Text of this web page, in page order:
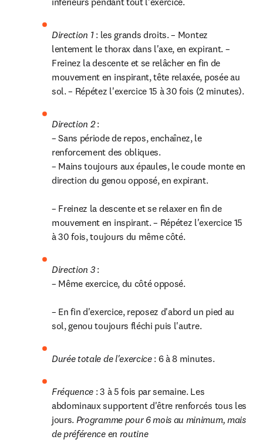
Direction 1 : les grands droits. – Montez
lentement le thorax dans l'axe, en expirant. –
Freinez la descente et se relâcher en fin de
mouvement en inspirant, tête relaxée, posée au
sol. – Répétez l'exercice 15 à 30 fois (2 minutes).
Direction 2 :
– Sans période de repos, enchaînez, le
renforcement des obliques.
– Mains toujours aux épaules, le coude monte en
direction du genou opposé, en expirant.
– Freinez la descente et se relaxer en fin de
mouvement en inspirant. – Répétez l'exercice 15
à 30 fois, toujours du même côté.
Direction 3 :
– Même exercice, du côté opposé.
– En fin d'exercice, reposez d'abord un pied au
sol, genou toujours fléchi puis l'autre.
Durée totale de l'exercice : 6 à 8 minutes.
Fréquence : 3 à 5 fois par semaine. Les
abdominaux supportent d'être renforcés tous les
jours. Programme pour 6 mois au minimum, mais
de préférence en routine